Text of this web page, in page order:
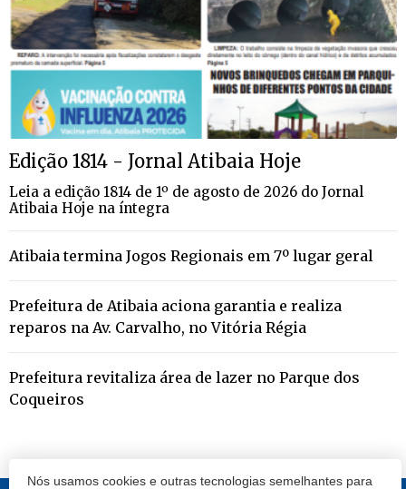
Nós usamos cookies e outras tecnologias semelhantes para
Edição 1814 - Jornal Atibaia Hoje
Leia a edição 1814 de 1º de agosto de 2026 do Jornal
Atibaia Hoje na íntegra
Atibaia termina Jogos Regionais em 7º lugar geral
Prefeitura de Atibaia aciona garantia e realiza
reparos na Av. Carvalho, no Vitória Régia
Prefeitura revitaliza área de lazer no Parque dos
Coqueiros